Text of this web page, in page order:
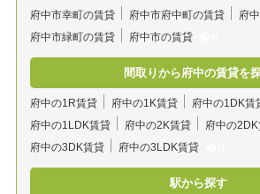
府中市幸町の賃貸
府中市府中町の賃貸
府
府中市緑町の賃貸
府中市の賃貸
間取りから府中の賃貸を
府中の1R賃貸 府中の1K賃貸
府中の1DK賃
府中の1LDK賃貸
府中の2K賃貸
府中の
府中の3DK賃貸
府中の3LDK賃貸
駅から探す